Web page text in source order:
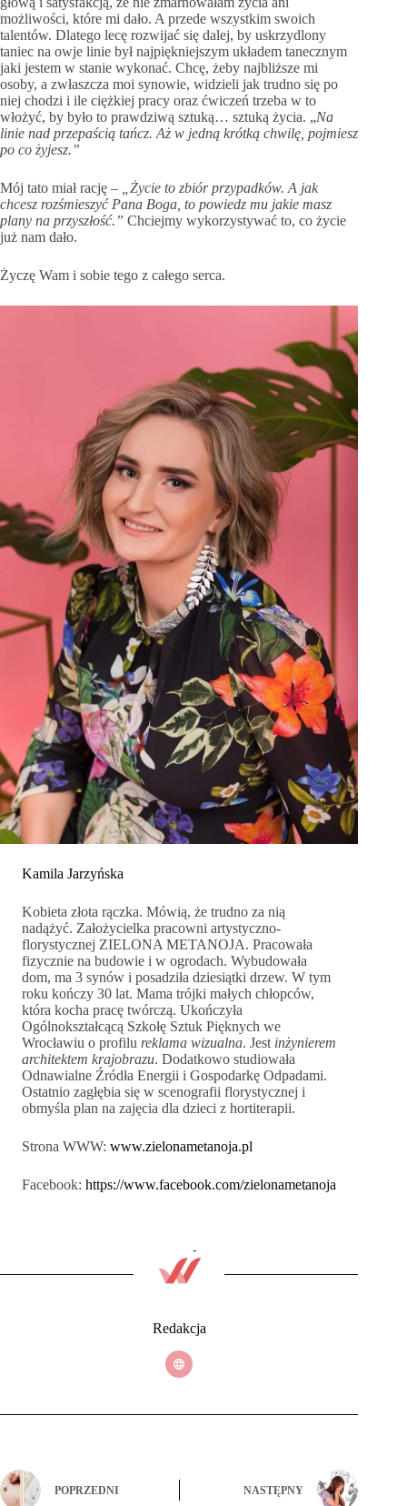
możliwości, które mi dało. A przede wszystkim swoich
talentów. Dlatego lecę rozwijać się dalej, by uskrzydlony
taniec na owje linie był najpiękniejszym układem tanecznym
jaki jestem w stanie wykonać. Chcę, żeby najbliższe mi
osoby, a zwłaszcza moi synowie, widzieli jak trudno się po
niej chodzi i ile ciężkiej pracy oraz ćwiczeń trzeba w to
włożyć, by było to prawdziwą sztuką… sztuką życia. „Na
linie nad przepaścią tańcz. Aż w jedną krótką chwilę, pojmiesz
po co żyjesz.”
Mój tato miał rację –
„Życie to zbiór przypadków. A jak
chcesz rozśmieszyć Pana Boga, to powiedz mu jakie masz
plany na przyszłość.” Chciejmy wykorzystywać to, co życie
już nam dało.
Życzę Wam i sobie tego z całego serca.
Kamila Jarzyńska
Kobieta złota rączka. Mówią, że trudno za nią
nadążyć. Założycielka pracowni artystyczno-
florystycznej ZIELONA METANOJA. Pracowała
fizycznie na budowie i w ogrodach. Wybudowała
dom, ma 3 synów i posadziła dziesiątki drzew. W tym
roku kończy 30 lat. Mama trójki małych chłopców,
która kocha pracę twórczą. Ukończyła
Ogólnokształcącą Szkołę Sztuk Pięknych we
Wrocławiu o profilu reklama wizualna. Jest inżynierem
architektem krajobrazu. Dodatkowo studiowała
Odnawialne Źródła Energii i Gospodarkę Odpadami.
Ostatnio zagłębia się w scenografii florystycznej i
obmyśla plan na zajęcia dla dzieci z hortiterapii.
Strona WWW: www.zielonametanoja.pl
Facebook: https://www.facebook.com/zielonametanoja
Redakcja
POPRZEDNI NASTĘPNY